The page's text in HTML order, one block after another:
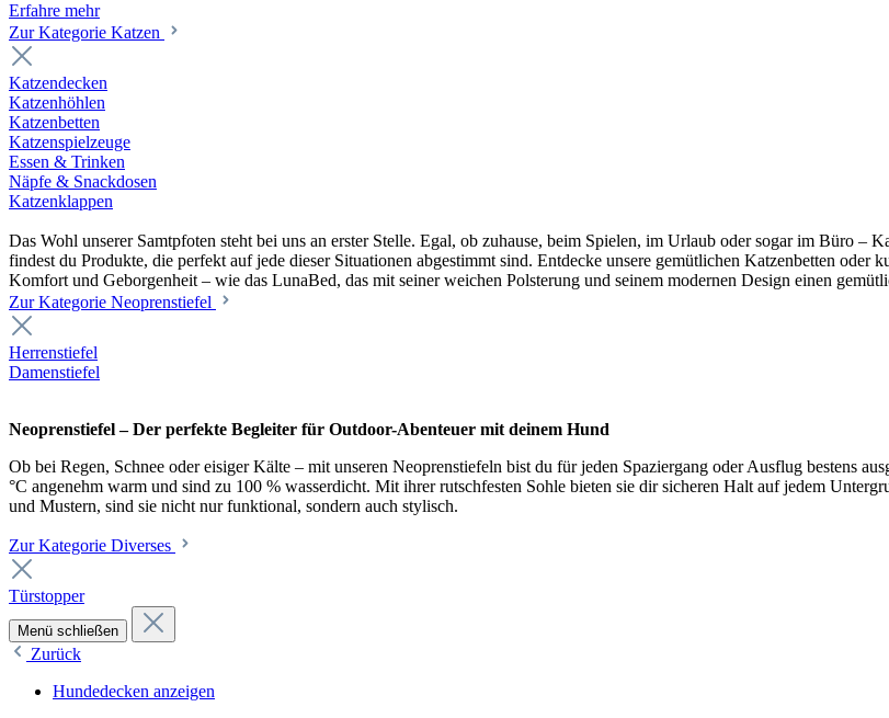
Erfahre mehr
Zur Kategorie Katzen
Katzendecken
Katzenhöhlen
Katzenbetten
Katzenspielzeuge
Essen & Trinken
Näpfe & Snackdosen
Katzenklappen
Das Wohl unserer Samtpfoten steht bei uns an erster Stelle. Egal, ob zuhause, beim Spielen, im Urlaub oder sogar im Büro –
findest du Produkte, die perfekt auf jede dieser Situationen abgestimmt sind. Entdecke unsere gemütlichen Katzenbetten oder
Komfort und Geborgenheit – wie das LunaBed, das mit seiner weichen Polsterung und seinem modernen Design einen
Zur Kategorie Neoprenstiefel
Herrenstiefel
Damenstiefel
Neoprenstiefel – Der perfekte Begleiter für Outdoor-Abenteuer mit deinem Hund
Ob bei Regen, Schnee oder eisiger Kälte – mit unseren Neoprenstiefeln bist du für jeden Spaziergang oder Ausflug bestens
°C angenehm warm und sind zu 100 % wasserdicht. Mit ihrer rutschfesten Sohle bieten sie dir sicheren Halt auf jedem
und Mustern, sind sie nicht nur funktional, sondern auch stylisch.
Zur Kategorie Diverses
Türstopper
Menü schließen
Zurück
Hundedecken anzeigen